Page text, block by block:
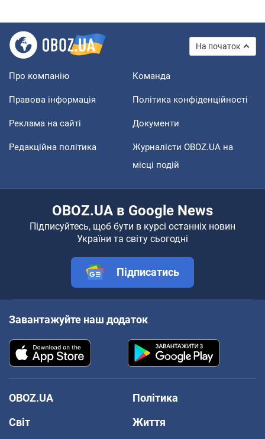
На початок
Про компанію Команда
Правова інформація Політика конфіденційності
Реклама на сайті Документи
Редакційна політика
Журналісти OBOZ.UA на
місці подій
OBOZ.UA в Google News
Підписуйтесь, щоб бути в курсі останніх новин
України та світу сьогодні
Підписатись
Завантажуйте наш додаток
OBOZ.UA
Політика
Світ
Життя